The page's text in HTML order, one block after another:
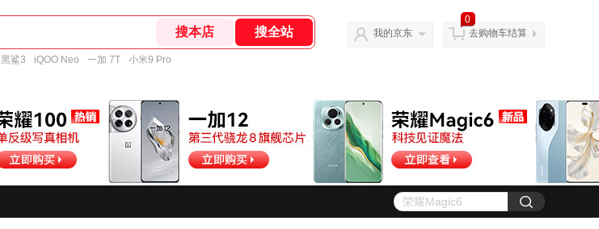
黑鲨3 iQOO Neo 一加 7T 小米9 Pro
我的京东
0
去购物车结算